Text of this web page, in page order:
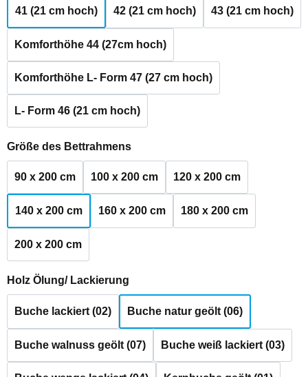
41 (21 cm hoch) 42 (21 cm hoch) 43 (21 cm hoch)
Komforthöhe 44 (27cm hoch)
Komforthöhe L- Form 47 (27 cm hoch)
L- Form 46 (21 cm hoch)
Größe des Bettrahmensauswählen
90 x 200 cm 100 x 200 cm 120 x 200 cm
140 x 200 cm 160 x 200 cm 180 x 200 cm
200 x 200 cm
Holz Ölung/ Lackierung
Buche lackiert (02) Buche natur geölt (06)
Buche walnuss geölt (07) Buche weiß lackiert (03)